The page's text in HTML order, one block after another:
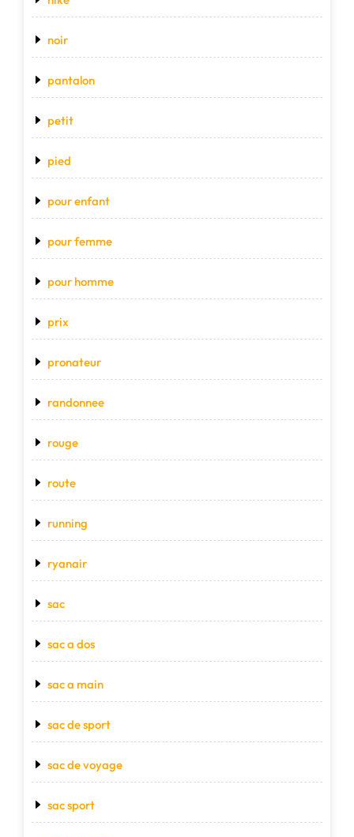
noir
pantalon
petit
pied
pour enfant
pour femme
pour homme
prix
pronateur
randonnee
rouge
route
running
ryanair
sac
sac a dos
sac a main
sac de sport
sac de voyage
sac sport